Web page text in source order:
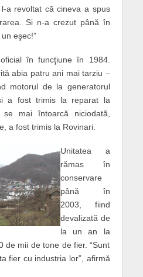
a revoltat că cineva a spus
Si n-a crezut până în
eşec!”
în funcţiune în 1984.
abia patru ani mai tarziu –
motorul de la generatorul
a fost trimis la reparat la
mai întoarcă niciodată,
a fost trimis la Rovinari.
Unitatea a
rămas în
conservare
până în
2003, fiind
devalizată de
la un an la
de mii de tone de fier. “Sunt
fier cu industria lor”, afirmă